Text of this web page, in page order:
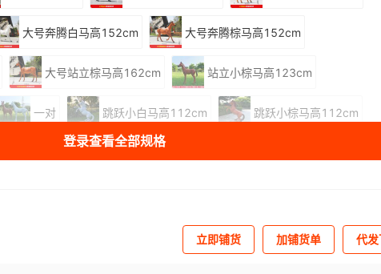
大号奔腾白马高152cm 大号奔腾棕马高152cm
大号站立棕马高162cm 站立小棕马高123cm
一对 跳跃小白马高112cm 跳跃小棕马高112cm
登录查看全部规格
立即铺货 加铺货单 代